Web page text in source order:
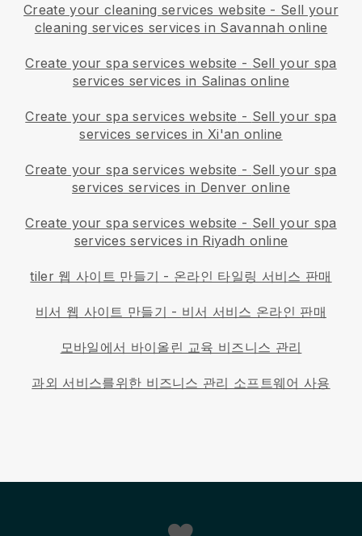
Create your cleaning services website - Sell your
cleaning services services in Savannah online
Create your spa services website - Sell your spa
services services in Salinas online
Create your spa services website - Sell your spa
services services in Xi'an online
Create your spa services website - Sell your spa
services services in Denver online
Create your spa services website - Sell your spa
services services in Riyadh online
tiler 웹 사이트 만들기 - 온라인 타일링 서비스 판매
비서 웹 사이트 만들기 - 비서 서비스 온라인 판매
모바일에서 바이올린 교육 비즈니스 관리
과외 서비스를위한 비즈니스 관리 소프트웨어 사용